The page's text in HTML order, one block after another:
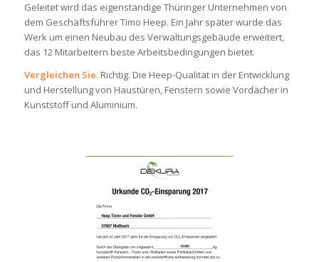
Geleitet wird das eigenständige Thüringer Unternehmen von
dem Geschäftsführer Timo Heep. Ein Jahr später wurde das
Werk um einen Neubau des Verwaltungsgebäude erweitert,
das 12 Mitarbeitern beste Arbeitsbedingungen bietet.
Vergleichen Sie. Richtig. Die Heep-Qualität in der Entwicklung
und Herstellung von Haustüren, Fenstern sowie Vordächer in
Kunststoff und Aluminium.